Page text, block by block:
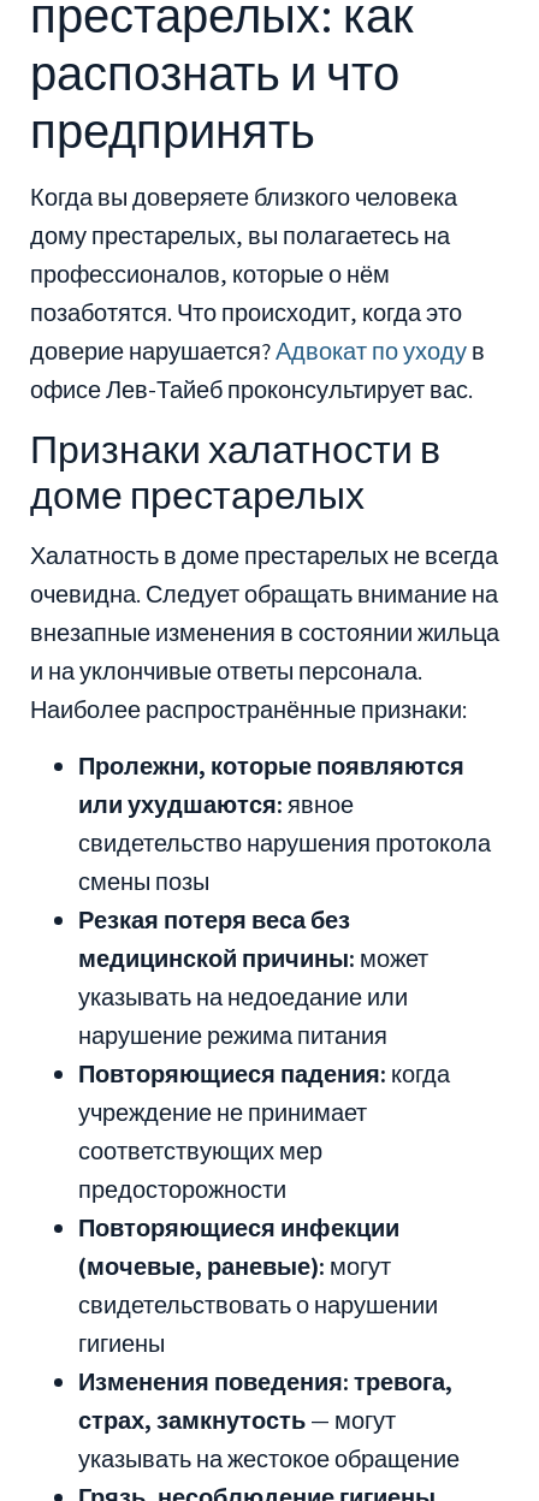
престарелых: как
распознать и что
предпринять
Когда вы доверяете близкого человека
дому престарелых, вы полагаетесь на
профессионалов, которые о нём
позаботятся. Что происходит, когда это
доверие нарушается?Адвокат по уходув
офисе Лев-Тайеб проконсультирует вас.
Признаки халатности в
доме престарелых
Халатность в доме престарелых не всегда
очевидна. Следует обращать внимание на
внезапные изменения в состоянии жильца
и на уклончивые ответы персонала.
Наиболее распространённые признаки:
Пролежни, которые появляются
или ухудшаются:явное
свидетельство нарушения протокола
смены позы
Резкая потеря веса без
медицинской причины: может
указывать на недоедание или
нарушение режима питания
Повторяющиеся падения: когда
учреждение не принимает
соответствующих мер
предосторожности
Повторяющиеся инфекции
(мочевые, раневые): могут
свидетельствовать о нарушении
гигиены
Изменения поведения: тревога,
страх, замкнутость— могут
указывать на жестокое обращение